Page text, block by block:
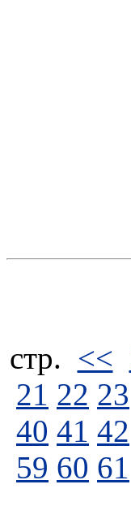
стp. <<
21 22 23
40 41 42
59 60 61